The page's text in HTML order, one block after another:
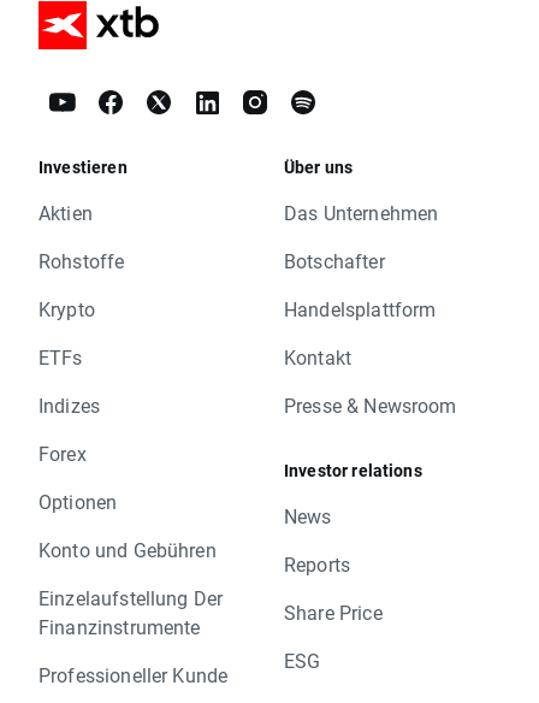
Investieren
Aktien
Rohstoffe
Krypto
ETFs
Indizes
Forex
Optionen
Konto und Gebühren
Einzelaufstellung Der
Finanzinstrumente
Professioneller Kunde
Über uns
Das Unternehmen
Botschafter
Handelsplattform
Kontakt
Presse & Newsroom
Investor relations
News
Reports
Share Price
ESG